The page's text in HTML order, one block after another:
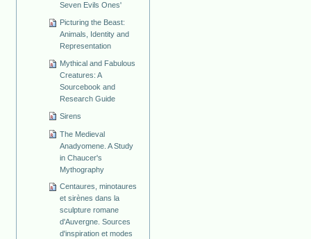
Seven Evils Ones'
Picturing the Beast:
Animals, Identity and
Representation
Mythical and Fabulous
Creatures: A
Sourcebook and
Research Guide
Sirens
The Medieval
Anadyomene. A Study
in Chaucer's
Mythography
Centaures, minotaures
et sirènes dans la
sculpture romane
d'Auvergne. Sources
d'inspiration et modes